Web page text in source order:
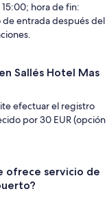
hora de fin:
entrada después del
Sallés Hotel Mas
efectuar el registro
por 30 EUR (opción
ofrece servicio de